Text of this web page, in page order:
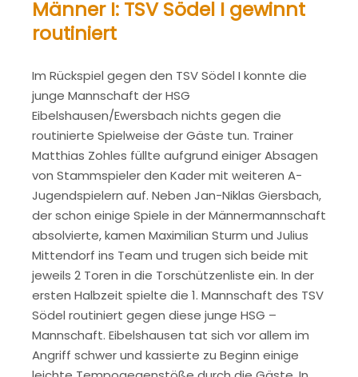
Männer I: TSV Södel I gewinnt
routiniert
Im Rückspiel gegen den TSV Södel I konnte die
junge Mannschaft der HSG
Eibelshausen/Ewersbach nichts gegen die
routinierte Spielweise der Gäste tun. Trainer
Matthias Zohles füllte aufgrund einiger Absagen
von Stammspieler den Kader mit weiteren A-
Jugendspielern auf. Neben Jan-Niklas Giersbach,
der schon einige Spiele in der Männermannschaft
absolvierte, kamen Maximilian Sturm und Julius
Mittendorf ins Team und trugen sich beide mit
jeweils 2 Toren in die Torschützenliste ein. In der
ersten Halbzeit spielte die 1. Mannschaft des TSV
Södel routiniert gegen diese junge HSG –
Mannschaft. Eibelshausen tat sich vor allem im
Angriff schwer und kassierte zu Beginn einige